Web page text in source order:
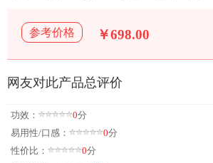
参考价格 ￥698.00
网友对此产品总评价
功效： 0分
易用性/口感：
0分
性价比：
0分